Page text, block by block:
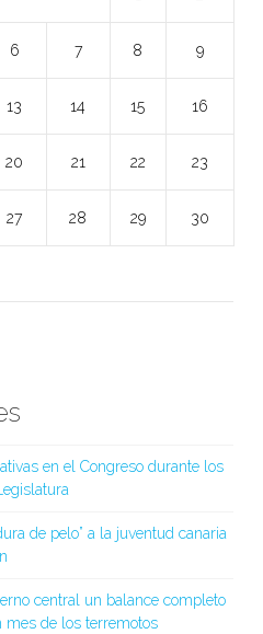
6 7 8 9
13 14 15 16
20 21 22 23
27 28 29 30
en el Congreso durante los
de pelo” a la juventud canaria
central un balance completo
mes de los terremotos